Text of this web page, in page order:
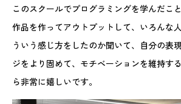
このスクールでプログラミングを学んだこ
作品を作ってアウトプットして、いろんな
ういう感じ方をしたのか聞いて、自分の表
ジをより固めて、モチベーションを維持す
ら非常に嬉しいです。